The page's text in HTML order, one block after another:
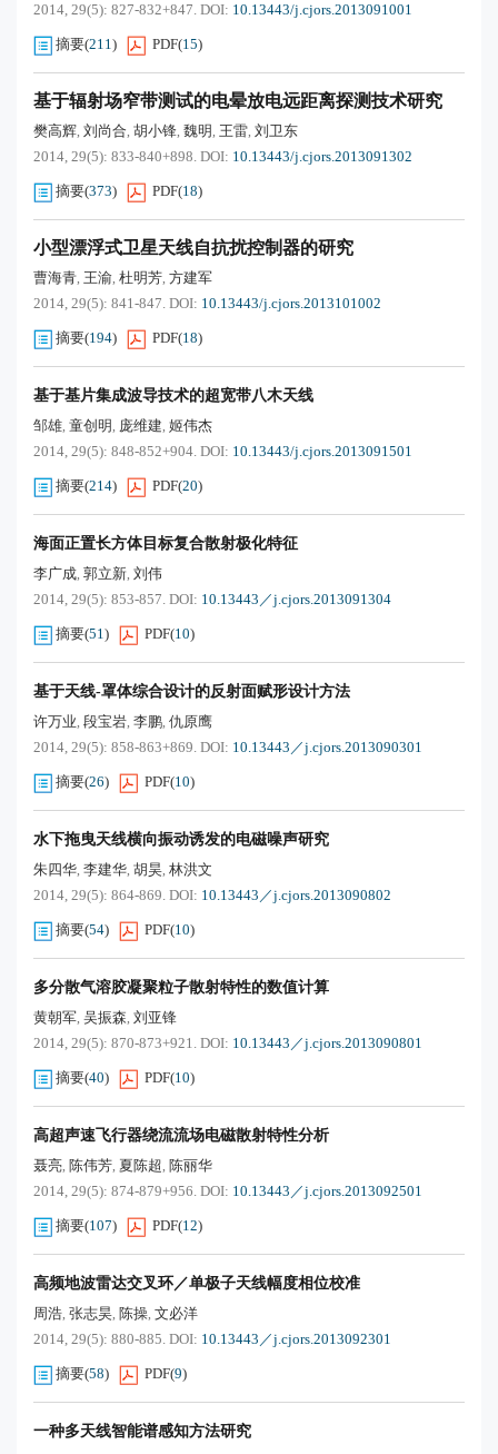
2014, 29(5): 827-832+847. DOI: 10.13443/j.cjors.2013091001
摘要(211) PDF(15)
基于辐射场窄带测试的电晕放电远距离探测技术研究
樊高辉, 刘尚合, 胡小锋, 魏明, 王雷, 刘卫东
2014, 29(5): 833-840+898. DOI: 10.13443/j.cjors.2013091302
摘要(373) PDF(18)
小型漂浮式卫星天线自抗扰控制器的研究
曹海青, 王渝, 杜明芳, 方建军
2014, 29(5): 841-847. DOI: 10.13443/j.cjors.2013101002
摘要(194) PDF(18)
基于基片集成波导技术的超宽带八木天线
邹雄, 童创明, 庞维建, 姬伟杰
2014, 29(5): 848-852+904. DOI: 10.13443/j.cjors.2013091501
摘要(214) PDF(20)
海面正置长方体目标复合散射极化特征
李广成, 郭立新, 刘伟
2014, 29(5): 853-857. DOI: 10.13443／j.cjors.2013091304
摘要(51) PDF(10)
基于天线-罩体综合设计的反射面赋形设计方法
许万业, 段宝岩, 李鹏, 仇原鹰
2014, 29(5): 858-863+869. DOI: 10.13443／j.cjors.2013090301
摘要(26) PDF(10)
水下拖曳天线横向振动诱发的电磁噪声研究
朱四华, 李建华, 胡昊, 林洪文
2014, 29(5): 864-869. DOI: 10.13443／j.cjors.2013090802
摘要(54) PDF(10)
多分散气溶胶凝聚粒子散射特性的数值计算
黄朝军, 吴振森, 刘亚锋
2014, 29(5): 870-873+921. DOI: 10.13443／j.cjors.2013090801
摘要(40) PDF(10)
高超声速飞行器绕流流场电磁散射特性分析
聂亮, 陈伟芳, 夏陈超, 陈丽华
2014, 29(5): 874-879+956. DOI: 10.13443／j.cjors.2013092501
摘要(107) PDF(12)
高频地波雷达交叉环／单极子天线幅度相位校准
周浩, 张志昊, 陈操, 文必洋
2014, 29(5): 880-885. DOI: 10.13443／j.cjors.2013092301
摘要(58) PDF(9)
一种多天线智能谱感知方法研究